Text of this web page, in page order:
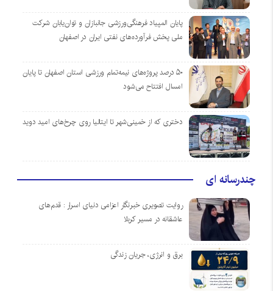
پایان المپیاد فرهنگی‌ورزشی جانبازان و توان‌یابان شرکت
ملی پخش فرآورده‌های نفتی ایران در اصفهان
۵۰ درصد پروژه‌های نیمه‌تمام ورزشی استان اصفهان تا پایان
امسال افتتاح می‌شود
دختری که از خمینی‌شهر تا ایتالیا روی چرخ‌های امید دوید
چندرسانه ای
روایت تصویری خبرنگار اعزامی دنیای اسرار : قدم‌های
عاشقانه در مسیر کربلا
برق و انرژی، جریان زندگی